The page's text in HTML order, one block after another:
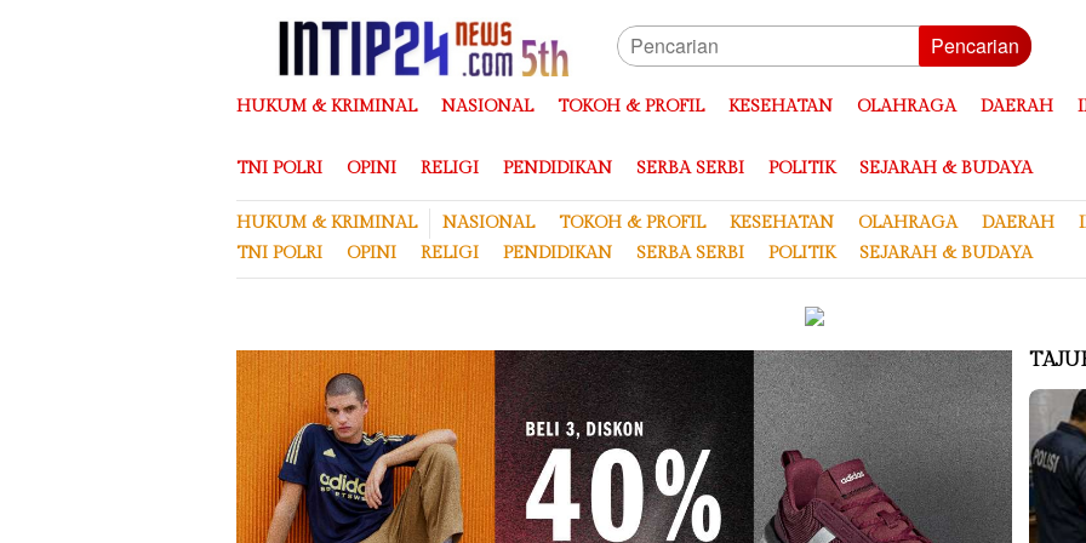
Pencarian
HUKUM & KRIMINAL NASIONAL TOKOH & PROFIL KESEHATAN OLAHRAGA DAERAH
TNI POLRI OPINI RELIGI PENDIDIKAN SERBA SERBI POLITIK SEJARAH & BUDAYA
HUKUM & KRIMINAL NASIONAL TOKOH & PROFIL KESEHATAN OLAHRAGA DAERAH
TNI POLRI
OPINI RELIGI PENDIDIKAN SERBA SERBI POLITIK SEJARAH & BUDAYA